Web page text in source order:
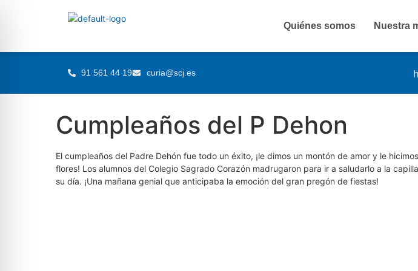
91 561 44 19 curia@scj.es
Quiénes somos Nuestra
Cumpleaños del P Dehon
El cumpleaños del Padre Dehón fue todo un éxito, ¡le dimos un montón de amor y le
flores! Los alumnos del Colegio Sagrado Corazón madrugaron para ir a saludarlo a la
su día. ¡Una mañana genial que anticipaba la emoción del gran pregón de fiestas!